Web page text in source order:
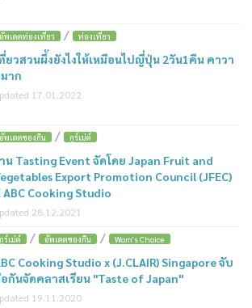
อัพเดตท่องเที่ยว / ท่องเที่ยว
ยวสวนผึ้งยังไงให้เหมือนไปญี่ปุ่น 2วัน1คืน คาวา
าก
17.01.2022
อัพเดตของกิน / กูร์เม่ต์
น Tasting Event จัดโดย Japan Fruit and
Export Promotion Council (JFEC)
ABC Cooking Studio
28.12.2021
กูร์เม่ต์ / อัพเดตของกิน / Wom's Choice
Cooking Studio x (J.CLAIR) Singapore จับ
กันจัดคลาสเรียน "Taste of Japan"
19.11.2020